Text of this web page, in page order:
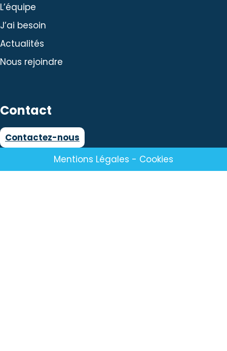
L’équipe
J’ai besoin
Actualités
Nous rejoindre
Contact
Contactez-nous
Mentions Légales - Cookies